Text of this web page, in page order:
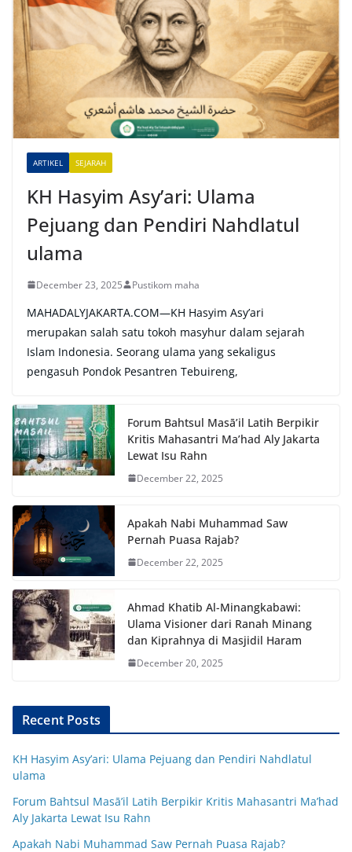
t
v
ARTIKEL SEJARAH
KH Hasyim Asy’ari: Ulama
Pejuang dan Pendiri Nahdlatul
ulama
December 23, 2025 Pustikom maha
MAHADALYJAKARTA.COM—KH Hasyim Asy’ari
merupakan salah satu tokoh masyhur dalam sejarah
Islam Indonesia. Seorang ulama yang sekaligus
pengasuh Pondok Pesantren Tebuireng,
Forum Bahtsul Masā’il Latih Berpikir
Kritis Mahasantri Ma’had Aly Jakarta
Lewat Isu Rahn
December 22, 2025
Apakah Nabi Muhammad Saw
Pernah Puasa Rajab?
December 22, 2025
Ahmad Khatib Al-Minangkabawi:
Ulama Visioner dari Ranah Minang
dan Kiprahnya di Masjidil Haram
December 20, 2025
Recent Posts
KH Hasyim Asy’ari: Ulama Pejuang dan Pendiri Nahdlatul
ulama
Forum Bahtsul Masā’il Latih Berpikir Kritis Mahasantri Ma’had
Aly Jakarta Lewat Isu Rahn
Apakah Nabi Muhammad Saw Pernah Puasa Rajab?